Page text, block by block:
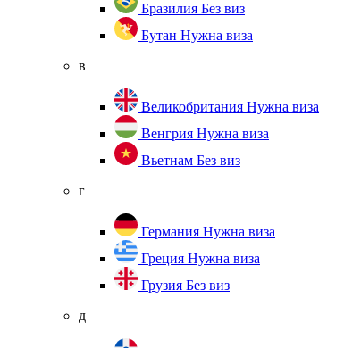
Бразилия Без виз
Бутан Нужна виза
в
Великобритания Нужна виза
Венгрия Нужна виза
Вьетнам Без виз
г
Германия Нужна виза
Греция Нужна виза
Грузия Без виз
д